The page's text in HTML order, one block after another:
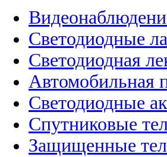
Светодиодные
Светодиодная
Автомобильная
Светодиодные
Спутниковые
Защищенные